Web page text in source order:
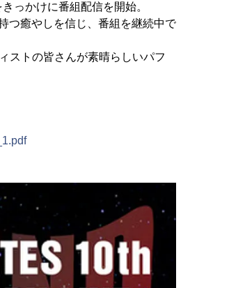
っかけに番組配信を開始。
つ癒やしを信じ、番組を継続中で
ストの皆さんが素晴らしいパフ